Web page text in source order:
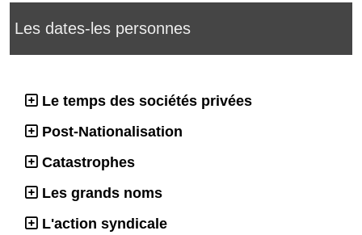
Les dates-les personnes
Le temps des sociétés privées
Post-Nationalisation
Catastrophes
Les grands noms
L'action syndicale